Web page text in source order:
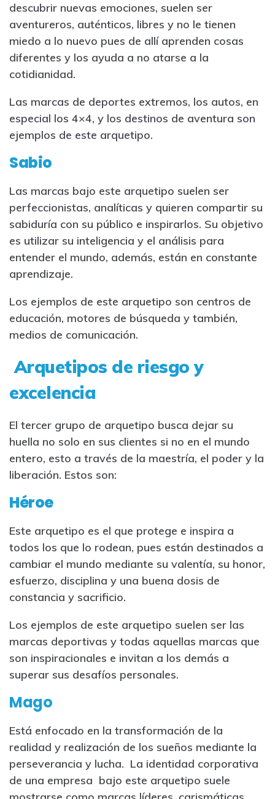
descubrir nuevas emociones, suelen ser
aventureros, auténticos, libres y no le tienen
miedo a lo nuevo pues de allí aprenden cosas
diferentes y los ayuda a no atarse a la
cotidianidad.
Las marcas de deportes extremos, los autos, en
especial los 4×4, y los destinos de aventura son
ejemplos de este arquetipo.
Sabio
Las marcas bajo este arquetipo suelen ser
perfeccionistas, analíticas y quieren compartir su
sabiduría con su público e inspirarlos. Su objetivo
es utilizar su inteligencia y el análisis para
entender el mundo, además, están en constante
aprendizaje.
Los ejemplos de este arquetipo son centros de
educación, motores de búsqueda y también,
medios de comunicación.
Arquetipos de riesgo y
excelencia
El tercer grupo de arquetipo busca dejar su
huella no solo en sus clientes si no en el mundo
entero, esto a través de la maestría, el poder y la
liberación. Estos son:
Héroe
Este arquetipo es el que protege e inspira a
todos los que lo rodean, pues están destinados a
cambiar el mundo mediante su valentía, su honor,
esfuerzo, disciplina y una buena dosis de
constancia y sacrificio.
Los ejemplos de este arquetipo suelen ser las
marcas deportivas y todas aquellas marcas que
son inspiracionales e invitan a los demás a
superar sus desafíos personales.
Mago
Está enfocado en la transformación de la
realidad y realización de los sueños mediante la
perseverancia y lucha. La identidad corporativa
de una empresa bajo este arquetipo suele